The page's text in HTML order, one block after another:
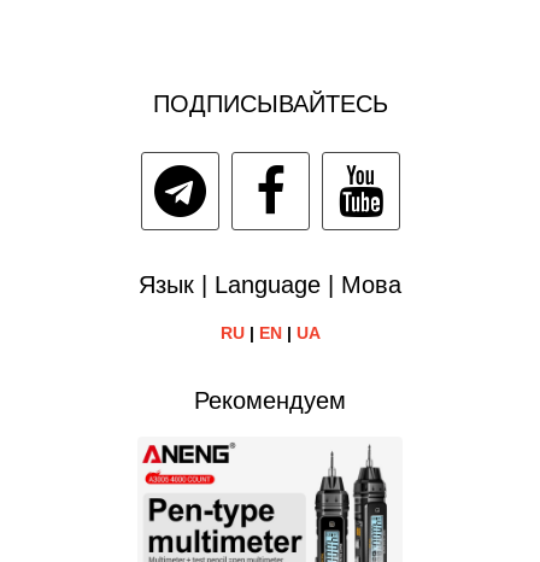
ПОДПИСЫВАЙТЕСЬ
Язык | Language | Мова
RU| EN| UA
Рекомендуем